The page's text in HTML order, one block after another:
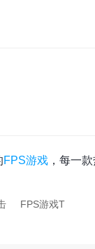
FPS游戏 ，每一
FPS游戏T